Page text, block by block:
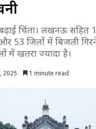
बढ़ाई चिंता। लखनऊ सहित
53 जिलों में बिजली
में खतरा ज्यादा है।
2025 1 minute read